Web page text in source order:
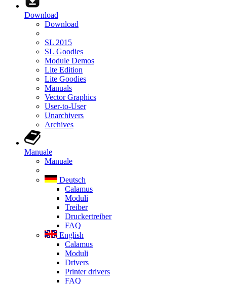
Download
Download
SL 2015
SL Goodies
Module Demos
Lite Edition
Lite Goodies
Manuals
Vector Graphics
User-to-User
Unarchivers
Archives
Manuale
Manuale
Deutsch
Calamus
Moduli
Treiber
Druckertreiber
FAQ
English
Calamus
Moduli
Drivers
Printer drivers
FAQ